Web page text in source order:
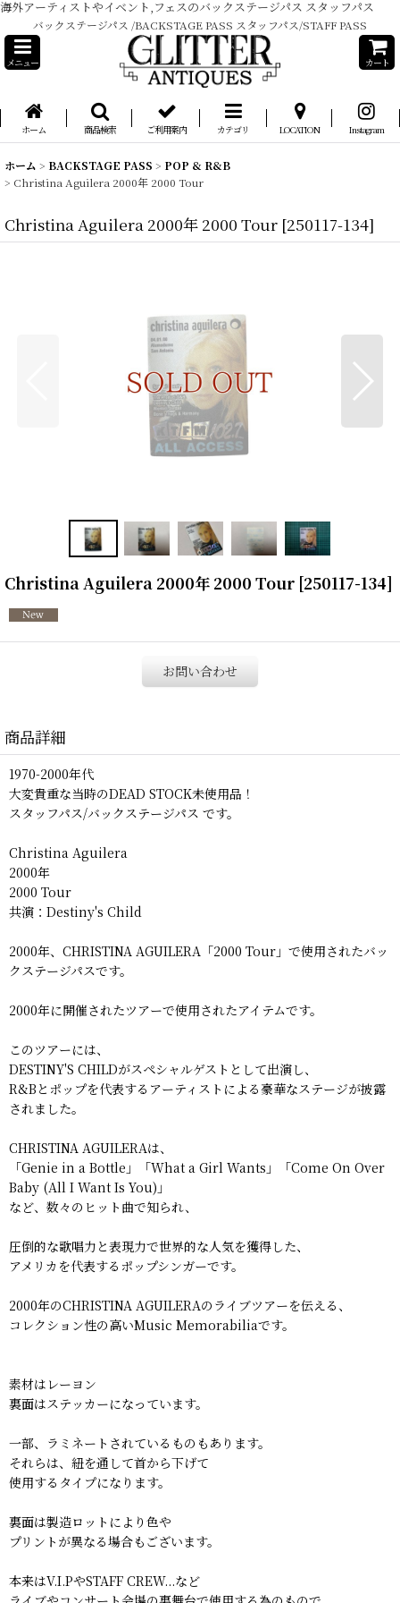
海外アーティストやイベント,フェスのバックステージパス スタッフパス
バックステージパス /BACKSTAGE PASS スタッフパス/STAFF PASS
メニュー カート
ホーム 商品検索 ご利用案内 カテゴリ LOCATION Instagram
ホーム > BACKSTAGE PASS > POP & R&B
> Christina Aguilera 2000年 2000 Tour
Christina Aguilera 2000年 2000 Tour [250117-134]
Christina Aguilera 2000年 2000 Tour [250117-134]
お問い合わせ
商品詳細
1970-2000年代
大変貴重な当時のDEAD STOCK未使用品！
スタッフパス/バックステージパス です。
Christina Aguilera
2000年
2000 Tour
共演：Destiny's Child
2000年、CHRISTINA AGUILERA「2000 Tour」で使用されたバッ
クステージパスです。
2000年に開催されたツアーで使用されたアイテムです。
このツアーには、
DESTINY'S CHILDがスペシャルゲストとして出演し、
R&Bとポップを代表するアーティストによる豪華なステージが披露
されました。
CHRISTINA AGUILERAは、
「Genie in a Bottle」「What a Girl Wants」「Come On Over
Baby (All I Want Is You)」
など、数々のヒット曲で知られ、
圧倒的な歌唱力と表現力で世界的な人気を獲得した、
アメリカを代表するポップシンガーです。
2000年のCHRISTINA AGUILERAのライブツアーを伝える、
コレクション性の高いMusic Memorabiliaです。
素材はレーヨン
裏面はステッカーになっています。
一部、ラミネートされているものもあります。
それらは、紐を通して首から下げて
使用するタイプになります。
裏面は製造ロットにより色や
プリントが異なる場合もございます。
本来はV.I.PやSTAFF CREW...など